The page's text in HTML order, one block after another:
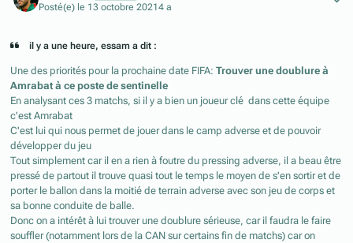
Posté(e) le 13 octobre 20214 a
il y a une heure, essam a dit :
Une des priorités pour la prochaine date FIFA: Trouver une doublure à
Amrabat à ce poste de sentinelle
En analysant ces 3 matchs, si il y a bien un joueur clé dans cette équipe
c'est Amrabat
C'est lui qui nous permet de jouer dans le camp adverse et de pouvoir
développer du jeu
Tout simplement car il en a rien à foutre du pressing adverse, il a beau être
pressé de partout il trouve quasi tout le temps le moyen de s'en sortir et de
porter le ballon dans la moitié de terrain adverse avec son jeu de corps et
sa bonne conduite de balle.
Donc on a intérêt à lui trouver une doublure sérieuse, car il faudra le faire
souffler (notamment lors de la CAN sur certains fin de matchs) car on